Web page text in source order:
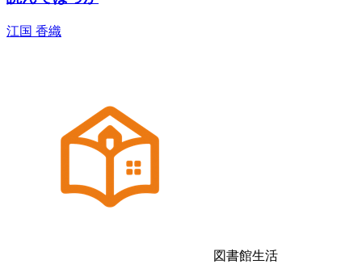
江国 香織
図書館生活